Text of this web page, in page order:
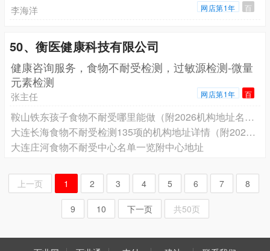
李海洋 网店第1年 百
50、衡医健康科技有限公司
健康咨询服务，食物不耐受检测，过敏源检测-微量
元素检测
张主任 网店第1年 百
鞍山铁东孩子食物不耐受哪里能做（附2026机构地址名录）
大连长海食物不耐受检测135项的机构地址详情（附2026中心地址合集）
大连庄河食物不耐受中心名单一览附中心地址
上一页 1 2 3 4 5 6 7 8
9 10 下一页 共50页